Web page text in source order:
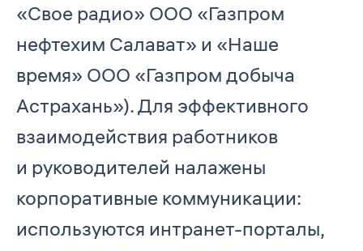
«Свое радио» ООО «Газпром
нефтехим Салават» и «Наше
время» ООО «Газпром добыча
Астрахань»). Для эффективного
взаимодействия работников
и руководителей налажены
корпоративные коммуникации:
используются интранет-порталы,